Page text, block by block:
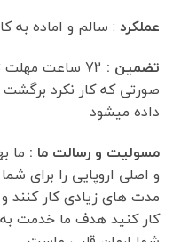
عملکرد : سالم و اماده به
تضمین :
72 ساعت
صورتی که کار نکرد
داده میشود
مسولیت و رسالت ما : ما
و اصلی اروپایی را برای
مدت های زیادی کار کنند
کار کنید هدف ما خدمت